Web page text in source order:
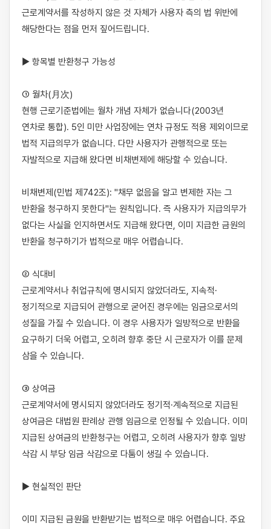
근로계약서를 작성하지 않은 것 자체가 사용자 측의 법 위반에
해당한다는 점을 먼저 짚어드립니다.
▶ 항목별 반환청구 가능성
① 월차(月次)
현행 근로기준법에는 월차 개념 자체가 없습니다(2003년
연차로 통합). 5인 미만 사업장에는 연차 규정도 적용 제외이므로
법적 지급의무가 없습니다. 다만 사용자가 관행적으로 또는
자발적으로 지급해 왔다면 비채변제에 해당할 수 있습니다.
비채변제(민법 제742조): "채무 없음을 알고 변제한 자는 그
반환을 청구하지 못한다"는 원칙입니다. 즉 사용자가 지급의무가
없다는 사실을 인지하면서도 지급해 왔다면, 이미 지급한 금원의
반환을 청구하기가 법적으로 매우 어렵습니다.
② 식대비
근로계약서나 취업규칙에 명시되지 않았더라도, 지속적·
정기적으로 지급되어 관행으로 굳어진 경우에는 임금으로서의
성질을 가질 수 있습니다. 이 경우 사용자가 일방적으로 반환을
요구하기 더욱 어렵고, 오히려 향후 중단 시 근로자가 이를 문제
삼을 수 있습니다.
③ 상여금
근로계약서에 명시되지 않았더라도 정기적·계속적으로 지급된
상여금은 대법원 판례상 관행 임금으로 인정될 수 있습니다. 이미
지급된 상여금의 반환청구는 어렵고, 오히려 사용자가 향후 일방
삭감 시 부당 임금 삭감으로 다툼이 생길 수 있습니다.
▶ 현실적인 판단
이미 지급된 금원을 반환받기는 법적으로 매우 어렵습니다. 주요